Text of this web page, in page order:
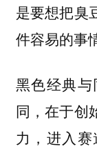
是要想把臭
件容易的事
黑色经典
同，在于创
力，进入